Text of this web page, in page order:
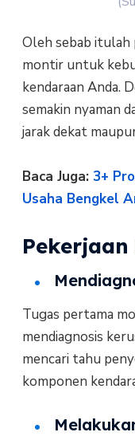
Oleh sebab itulah
montir untuk
kendaraan Anda.
semakin nyaman
jarak dekat
Baca Juga: 3+
Usaha Bengkel
Tugas pertama
mendiagnosis
mencari tahu
komponen